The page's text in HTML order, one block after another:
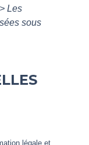
> Les
sous
légale et